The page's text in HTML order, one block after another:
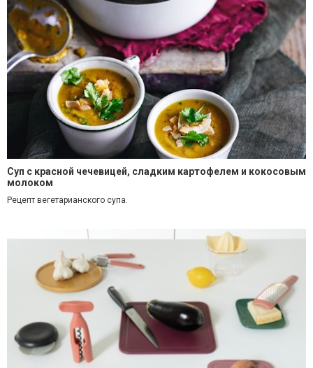
Суп с красной чечевицей, сладким картофелем и кокосовым
молоком
Рецепт вегетарианского супа.